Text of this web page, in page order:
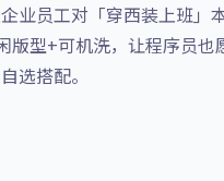
业员工对「穿西装上班」
版型+可机洗，让程序员也
选搭配。